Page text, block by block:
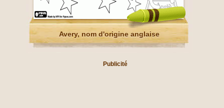
Avery, nom d'origine anglaise
Publicité